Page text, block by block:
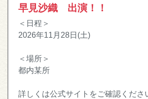
早見沙織 出演！！
＜日程＞
2026年11月28日(土)
＜場所＞
都内某所
詳しくは公式サイトをご確認くださ